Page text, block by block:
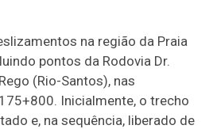
na região da Praia
pontos da Rodovia Dr.
(Rio-Santos), nas
Inicialmente, o trecho
e, na sequência, liberado de